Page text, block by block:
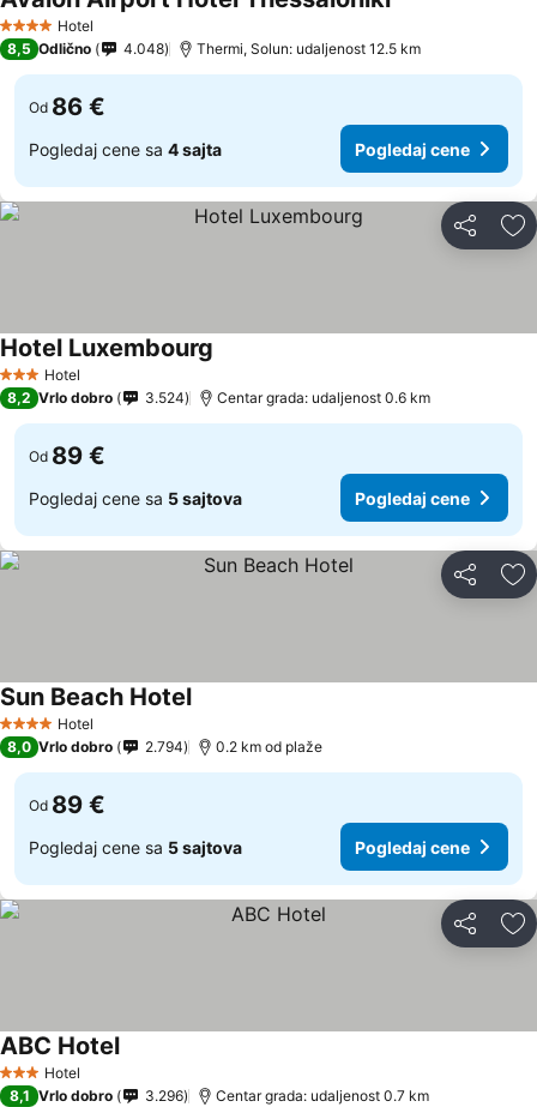
4 ZvezdiceHotel
8,5 Odlično 4.048 Thermi, Solun: udaljenost 12.5 km
Od 86 €
Pogledaj cene sa 4 sajta Pogledaj cene
Deli
3 Zvezdice
Hotel
Hotel Luxembourg
8,2 Vrlo dobro 3.524 Centar grada: udaljenost 0.6 km
Od 89 €
Pogledaj cene sa 5 sajtova Pogledaj cene
Deli
4 ZvezdiceHotel
Sun Beach Hotel
8,0 Vrlo dobro 2.794 0.2 km od plaže
Od 89 €
Pogledaj cene sa 5 sajtova Pogledaj cene
Deli
3 Zvezdice
Hotel
ABC Hotel
8,1 Vrlo dobro 3.296 Centar grada: udaljenost 0.7 km